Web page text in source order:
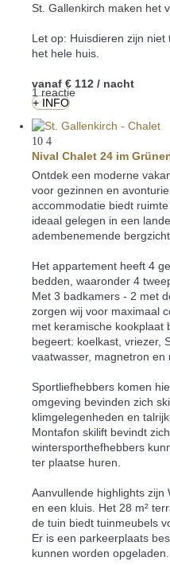
St. Gallenkirch maken het
Let op: Huisdieren zijn
het hele huis.
1 reactie
vanaf € 112 / nacht
+ INFO
10 4
Nival Chalet 24 im
Ontdek een moderne
voor gezinnen en
accommodatie biedt
ideaal gelegen in een
adembenemende
Het appartement heeft 4
bedden, waaronder 4
Met 3 badkamers - 2 met
zorgen wij voor maximaal
met keramische kookplaat
begeert: koelkast, vriezer,
vaatwasser, magnetron en
Sportliefhebbers komen
omgeving bevinden zich
klimgelegenheden en
Montafon skilift bevindt
wintersporthefhebbers
ter plaatse huren.
Aanvullende highlights zijn
en een kluis. Het 28 m²
de tuin biedt tuinmeubels
Er is een parkeerplaats
kunnen worden opgeladen.